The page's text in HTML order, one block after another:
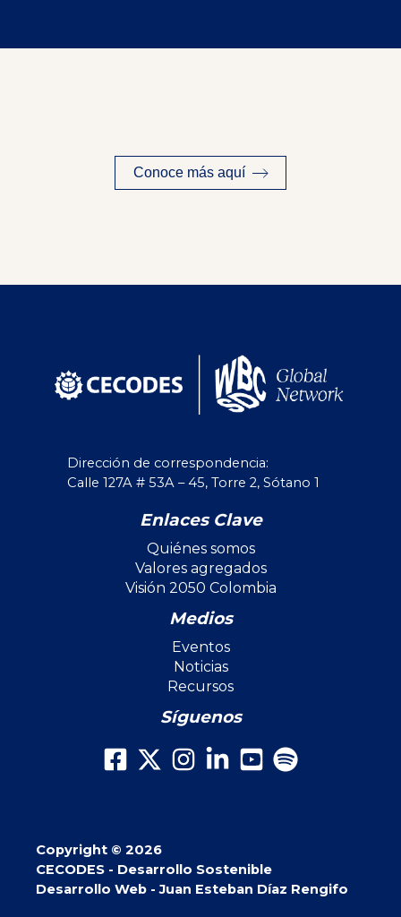
Conoce más aquí
Dirección de correspondencia:
Calle 127A # 53A – 45, Torre 2, Sótano 1
Enlaces Clave
Quiénes somos
Valores agregados
Visión 2050 Colombia
Medios
Eventos
Noticias
Recursos
Síguenos
Copyright © 2026
CECODES - Desarrollo Sostenible
Desarrollo Web - Juan Esteban Díaz Rengifo